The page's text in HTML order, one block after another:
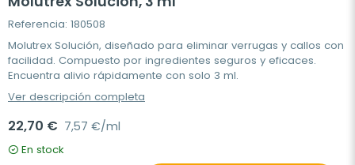
Referencia: 180508
Molutrex Solución, diseñado para eliminar verrugas y callos con
facilidad. Compuesto por ingredientes seguros y eficaces.
Encuentra alivio rápidamente con solo 3 ml.
Ver descripción completa
22,70 € 7,57 €/ml
En stock